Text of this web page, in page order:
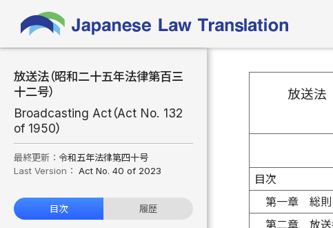
放送法（昭和二十五年法律第百三
十二号）
Broadcasting Act（Act No. 132
of 1950）
最終更新： 令和五年法律第四十号
Last Version： Act No. 40 of 2023
目次 履歴
放送法
目次
第一章 総則
第二章 放送